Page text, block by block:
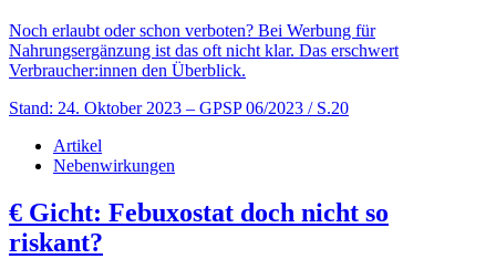
Noch erlaubt oder schon verboten? Bei Werbung für
Nahrungsergänzung ist das oft nicht klar. Das erschwert
Verbraucher:innen den Überblick.
Stand: 24. Oktober 2023 – GPSP 06/2023 / S.20
Artikel
Nebenwirkungen
€ Gicht: Febuxostat doch nicht so
riskant?